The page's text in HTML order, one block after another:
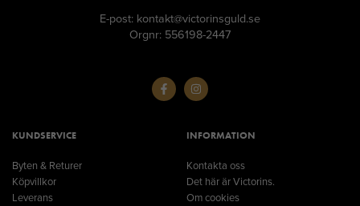
E-post: kontakt@victorinsguld.se
Orgnr: 556198-2447
KUNDSERVICE
Byten & Returer
Köpvillkor
Leverans
INFORMATION
Kontakta oss
Det här är Victorins.
Om cookies